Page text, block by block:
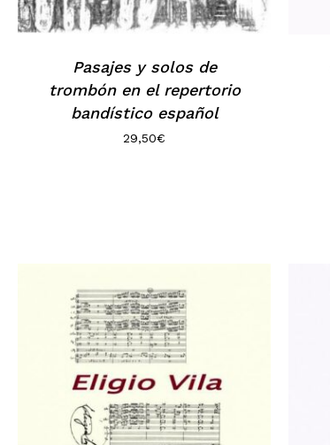
Pasajes y solos de
trombón en el repertorio
bandístico español
29,50€